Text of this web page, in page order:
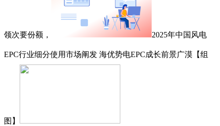
领次要份额， 2025年中国风电
EPC行业细分使用市场阐发 海优势电EPC成长前景广漠【组
图】